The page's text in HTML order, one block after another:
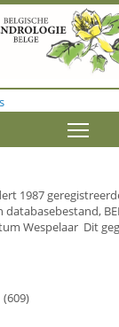
1987
Wespelaar Dit
(609)